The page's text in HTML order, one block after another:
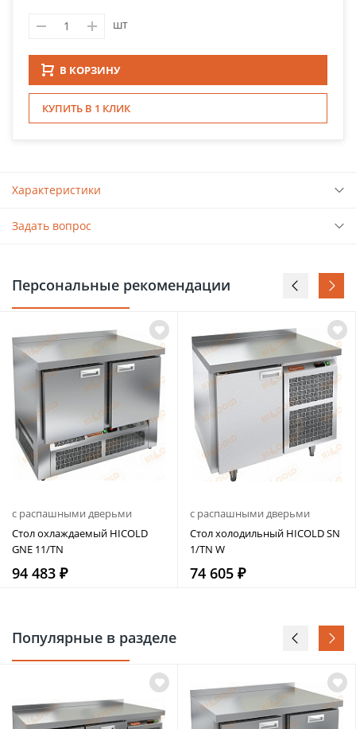
шт
В КОРЗИНУ
КУПИТЬ В 1 КЛИК
Характеристики
Задать вопрос
Персональные рекомендации
с распашными дверьми
Стол охлаждаемый HICOLD
GNE 11/TN
94 483 ₽
с распашными дверьми
Стол холодильный HICOLD SN
1/TN W
74 605 ₽
Популярные в разделе